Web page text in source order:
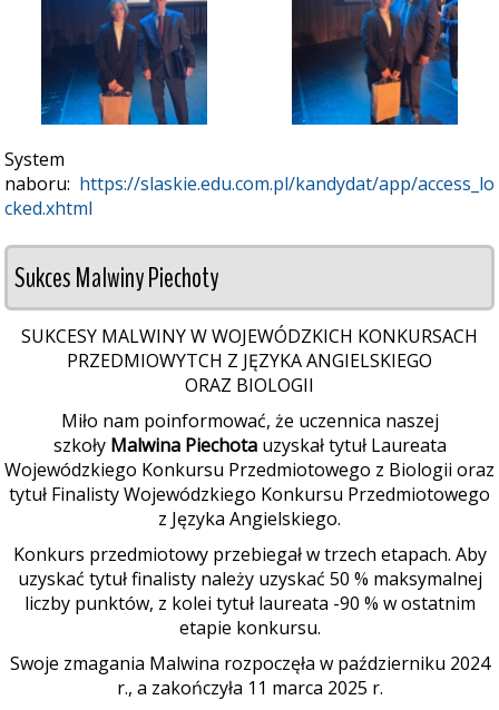
System
naboru: https://slaskie.edu.com.pl/kandydat/app/access_lo
cked.xhtml
Sukces Malwiny Piechoty
SUKCESY MALWINY W WOJEWÓDZKICH KONKURSACH
PRZEDMIOWYTCH Z JĘZYKA ANGIELSKIEGO
ORAZ BIOLOGII
Miło nam poinformować, że uczennica naszej
szkoły Malwina Piechota uzyskał tytuł Laureata
Wojewódzkiego Konkursu Przedmiotowego z Biologii oraz
tytuł Finalisty Wojewódzkiego Konkursu Przedmiotowego
z Języka Angielskiego.
Konkurs przedmiotowy przebiegał w trzech etapach. Aby
uzyskać tytuł finalisty należy uzyskać 50 % maksymalnej
liczby punktów, z kolei tytuł laureata -90 % w ostatnim
etapie konkursu.
Swoje zmagania Malwina rozpoczęła w październiku 2024
r., a zakończyła 11 marca 2025 r.